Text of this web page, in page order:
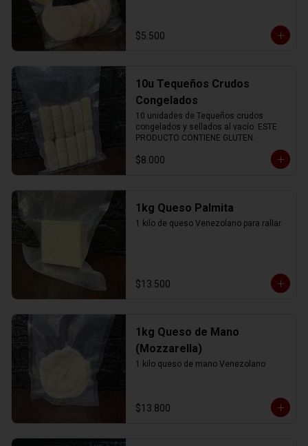
$5.500
10u Tequeños Crudos
Congelados
10 unidades de Tequeños crudos
congelados y sellados al vacío. ESTE
PRODUCTO CONTIENE GLUTEN.
$8.000
1kg Queso Palmita
1 kilo de queso Venezolano para rallar
$13.500
1kg Queso de Mano
(Mozzarella)
1 kilo queso de mano Venezolano
$13.800